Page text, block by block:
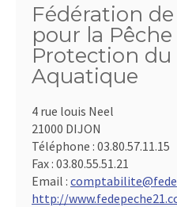
Fédération
pour la Pêche
Protection du
Aquatique
4 rue louis Neel
21000 DIJON
Téléphone : 03.80.57.11.15
Fax : 03.80.55.51.21
Email :
http://